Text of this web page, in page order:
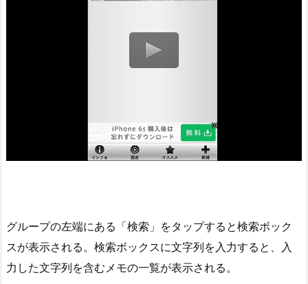
グループの左端にある「検索」をタップすると検索ボック
スが表示される。検索ボックスに文字列を入力すると、入
力した文字列を含むメモの一覧が表示される。